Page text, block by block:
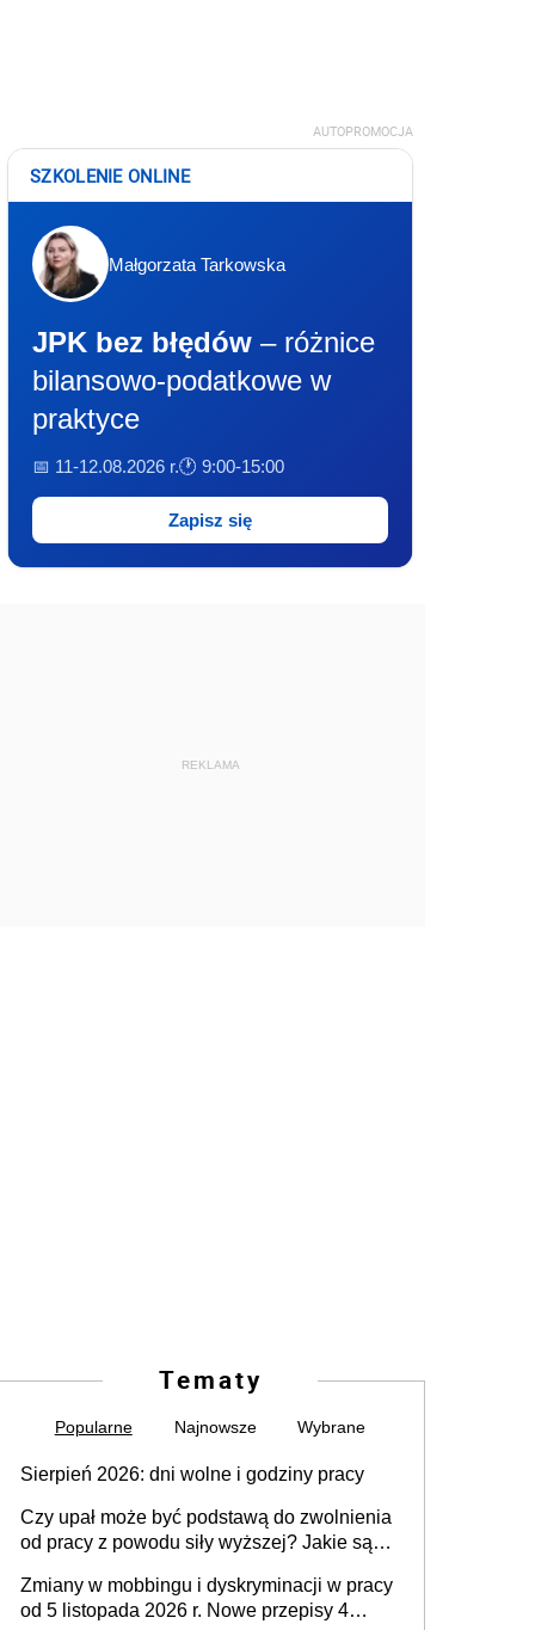
AUTOPROMOCJA
SZKOLENIE ONLINE
Małgorzata Tarkowska
JPK bez błędów – różnice
bilansowo-podatkowe w
praktyce
📅 11-12.08.2026 r.🕐 9:00-15:00
Zapisz się
REKLAMA
Tematy
Popularne Najnowsze Wybrane
Sierpień 2026: dni wolne i godziny pracy
Czy upał może być podstawą do zwolnienia
od pracy z powodu siły wyższej? Jakie są
Zmiany w mobbingu i dyskryminacji w pracy
od 5 listopada 2026 r. Nowe przepisy 4